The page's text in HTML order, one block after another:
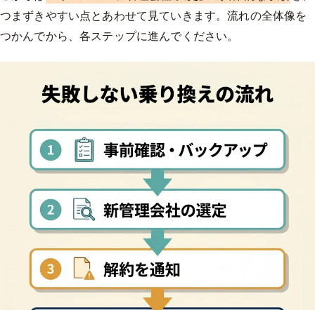
つまずきやすい点とあわせて見ていきます。流れの全体像を
つかんでから、各ステップに進んでください。